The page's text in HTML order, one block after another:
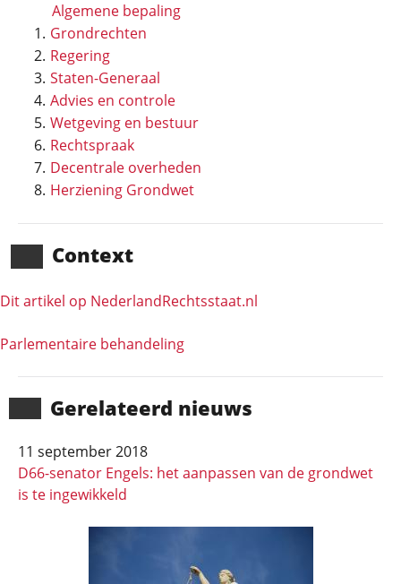
Algemene bepaling
Grondrechten
Regering
Staten-Generaal
Advies en controle
Wetgeving en bestuur
Rechtspraak
Decentrale overheden
Herziening Grondwet
Context
Dit artikel op NederlandRechts­staat.nl
Parlementaire behandeling
Gerela­teerd nieuws
11 september 2018
D66-senator Engels: het aanpassen van de grondwet
is te ingewikkeld